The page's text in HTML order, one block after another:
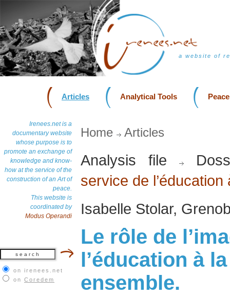
a website of
Articles Analytical Tools
Irenees.net is a
documentary website
whose purpose is to
promote an exchange of
knowledge and know-
how at the service of the
construction of an Art of
peace.
This website is
coordinated by
Modus Operandi
on irenees.net
on Coredem
Home Articles
Analysis file
service de l’éducation
Isabelle Stolar,
Le rôle de
l’éducation à
ensemble.